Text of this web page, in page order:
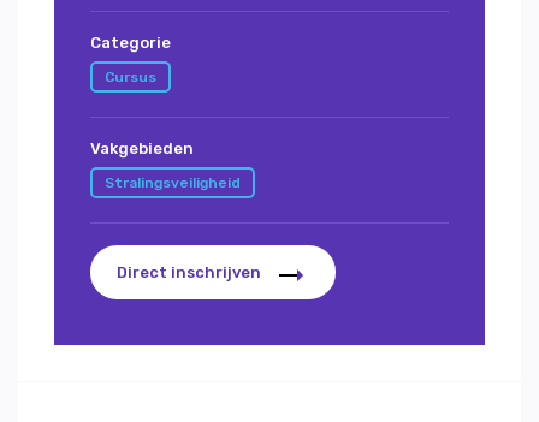
Categorie
Cursus
Vakgebieden
Stralingsveiligheid
Direct inschrijven